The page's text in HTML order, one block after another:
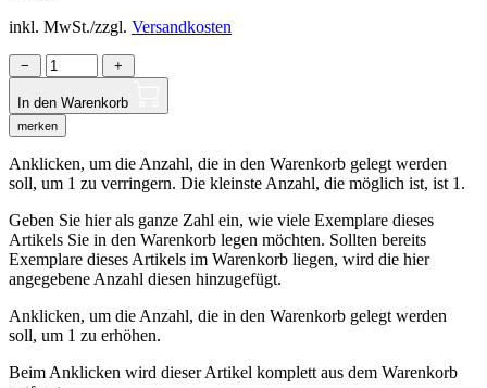
inkl. MwSt./zzgl. Versandkosten
− +
In den Warenkorb
merken
Anklicken, um die Anzahl, die in den Warenkorb gelegt werden
soll, um 1 zu verringern. Die kleinste Anzahl, die möglich ist, ist 1.
Geben Sie hier als ganze Zahl ein, wie viele Exemplare dieses
Artikels Sie in den Warenkorb legen möchten. Sollten bereits
Exemplare dieses Artikels im Warenkorb liegen, wird die hier
angegebene Anzahl diesen hinzugefügt.
Anklicken, um die Anzahl, die in den Warenkorb gelegt werden
soll, um 1 zu erhöhen.
Beim Anklicken wird dieser Artikel komplett aus dem Warenkorb